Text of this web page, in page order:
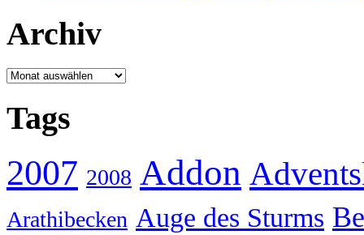
Archiv
Archiv
Tags
2007 2008 Addon
Arathibecken Auge des Sturms